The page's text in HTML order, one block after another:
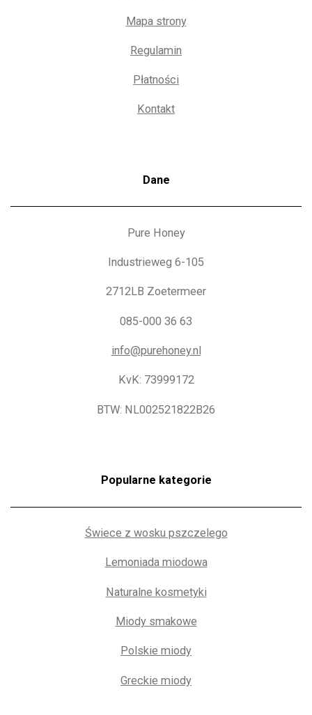
Mapa strony
Regulamin
Płatności
Kontakt
Dane
Pure Honey
Industrieweg 6-105
2712LB Zoetermeer
085-000 36 63
info@purehoney.nl
KvK: 73999172
BTW: NL002521822B26
Popularne kategorie
Świece z wosku pszczelego
Lemoniada miodowa
Naturalne kosmetyki
Miody smakowe
Polskie miody
Greckie miody